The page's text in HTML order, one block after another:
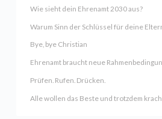
Wie sieht dein Ehrenamt 2030 aus?
Warum Sinn der Schlüssel für deine
Bye, bye Christian
Ehrenamt braucht neue
Prüfen. Rufen. Drücken.
Alle wollen das Beste und trotzdem